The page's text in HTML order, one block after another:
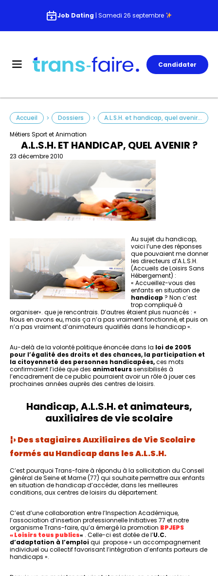
Job Dating | Samedi 26 septembre
Candidater
Métiers Sport et Animation
Accueil > Dossiers > A.L.S.H. et handicap, quel avenir ?
A.L.S.H. ET HANDICAP, QUEL AVENIR ?
23 décembre 2010
Au sujet du handicap,
voici l’une des réponses
que pouvaient me donner
les directeurs d’A.L.S.H.
(Accueils de Loisirs Sans
Hébergement) :
« Accueillez-vous des
enfants en situation de
handicap ? Non c’est
trop compliqué à
organiser». que je rencontrais. D’autres étaient plus nuancés : «
Nous en avons eu, mais ça n’a pas vraiment fonctionné, et puis on
n’a pas vraiment d’animateurs qualifiés dans le handicap ».
Au-delà de la volonté politique énoncée dans la loi de 2005
pour l’égalité des droits et des chances, la participation et
la citoyenneté des personnes handicapées,ces mots
confirmaient l’idée que des animateurssensibilisés à
l’encadrement de ce public pourraient avoir un rôle à jouer ces
prochaines années auprès des centres de loisirs.
Handicap, A.L.S.H. et animateurs,
auxiliaires de vie scolaire
¦› Des stagiaires Auxiliaires de Vie Scolaire
formés au Handicap dans les A.L.S.H.
C’est pourquoi Trans-faire à répondu à la sollicitation du Conseil
général de Seine et Marne (77) qui souhaite permettre aux enfants
en situation de handicap d’accéder, dans les meilleures
conditions, aux centres de loisirs du département.
C’est d’une collaboration entre l’Inspection Académique,
l’association d’insertion professionnelle Initiatives 77 et notre
organisme Trans-faire, qu’a émergé la promotion BPJEPS
« Loisirs tous publics« . Celle-ci est dotée de l’U.C.
d’adaptation à l’emploiqui propose « un accompagnement
individuel ou collectif favorisant l’intégration d’enfants porteurs de
handicaps ».